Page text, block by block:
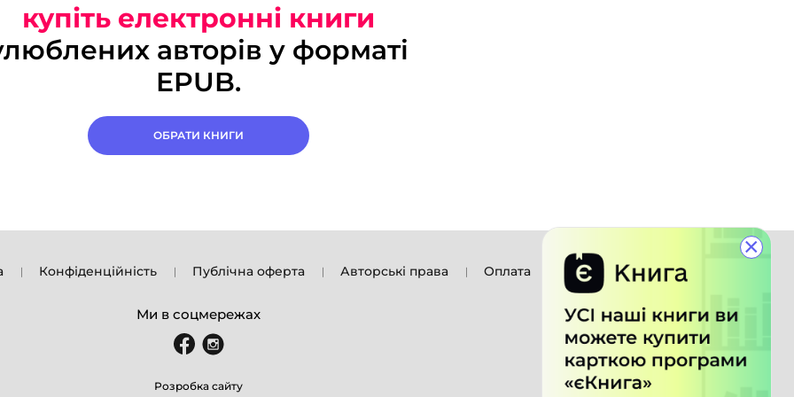
×
купіть електронні книги
авторів у форматі
EPUB.
ОБРАТИ КНИГИ
Конфіденційність Публічна оферта Авторські права Оплата
Ми в соцмережах
Розробка сайту